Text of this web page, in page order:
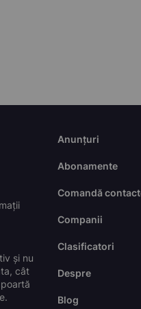
și nu
cât
Anunțuri
Abonamente
Comandă
Companii
Clasificatori
Despre
Blog